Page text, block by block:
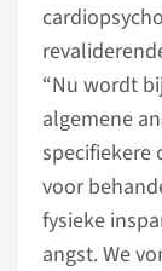
“Nu wordt
algemene
specifiekere
voor
fysieke
angst. We